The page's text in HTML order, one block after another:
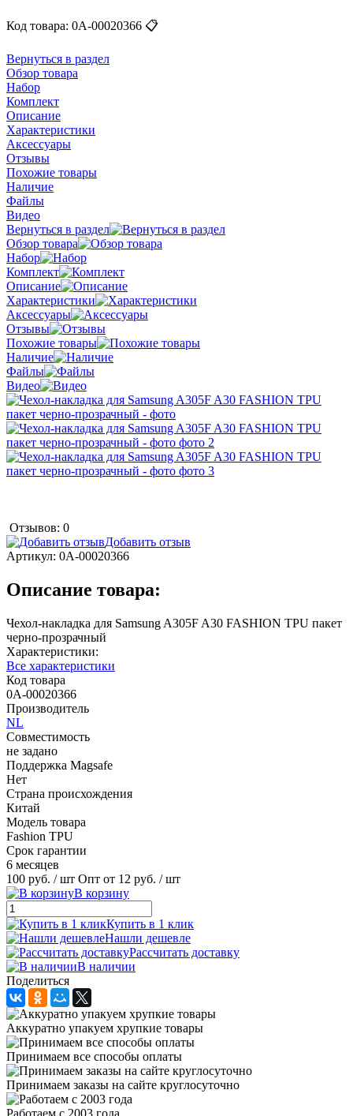
Код товара: 0А-00020366 📋
Вернуться в раздел
Обзор товара
Набор
Комплект
Описание
Характеристики
Аксессуары
Отзывы
Похожие товары
Наличие
Файлы
Видео
Вернуться в раздел
Обзор товара
Набор
Комплект
Описание
Характеристики
Аксессуары
Отзывы
Похожие товары
Наличие
Файлы
Видео
Отзывов: 0
Добавить отзыв
Артикул: 0А-00020366
Описание товара:
Чехол-накладка для Samsung A305F A30 FASHION TPU пакет
черно-прозрачный
Характеристики:
Все характеристики
Код товара
0А-00020366
Производитель
NL
Совместимость
не задано
Поддержка Magsafe
Нет
Страна происхождения
Китай
Модель товара
Fashion TPU
Срок гарантии
6 месяцев
100 руб. / шт Опт от 12 руб. / шт
В корзину
Купить в 1 клик
Нашли дешевле
Рассчитать доставку
В наличии
Поделиться
Аккуратно упакуем хрупкие товары
Принимаем все способы оплаты
Принимаем заказы на сайте круглосуточно
Работаем с 2003 года